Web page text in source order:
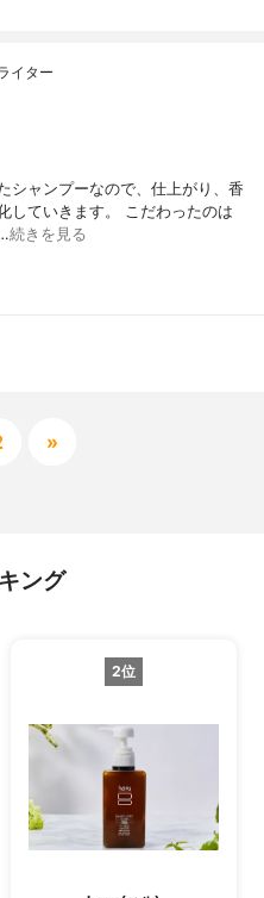
イター
シャンプーなので、仕上がり、香
していきます。 こだわったのは
続きを見る
»
ング
2位